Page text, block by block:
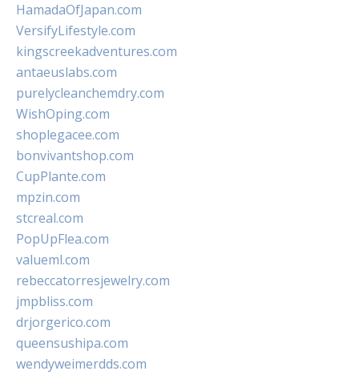
HamadaOfJapan.com
VersifyLifestyle.com
kingscreekadventures.com
antaeuslabs.com
purelycleanchemdry.com
WishOping.com
shoplegacee.com
bonvivantshop.com
CupPlante.com
mpzin.com
stcreal.com
PopUpFlea.com
valueml.com
rebeccatorresjewelry.com
jmpbliss.com
drjorgerico.com
queensushipa.com
wendyweimerdds.com